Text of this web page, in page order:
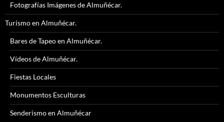
Fotografías Imágenes de Almuñécar.
Turismo en Almuñécar.
Bares de Tapeo en Almuñécar.
Vídeos de Almuñécar.
Fiestas Locales
Monumentos Esculturas
Senderismo en Almuñécar